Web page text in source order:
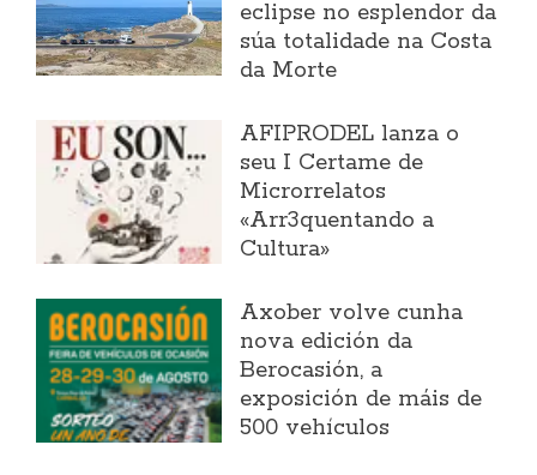
eclipse no esplendor da
súa totalidade na Costa
da Morte
AFIPRODEL lanza o
seu I Certame de
Microrrelatos
«Arr3quentando a
Cultura»
Axober volve cunha
nova edición da
Berocasión, a
exposición de máis de
500 vehículos